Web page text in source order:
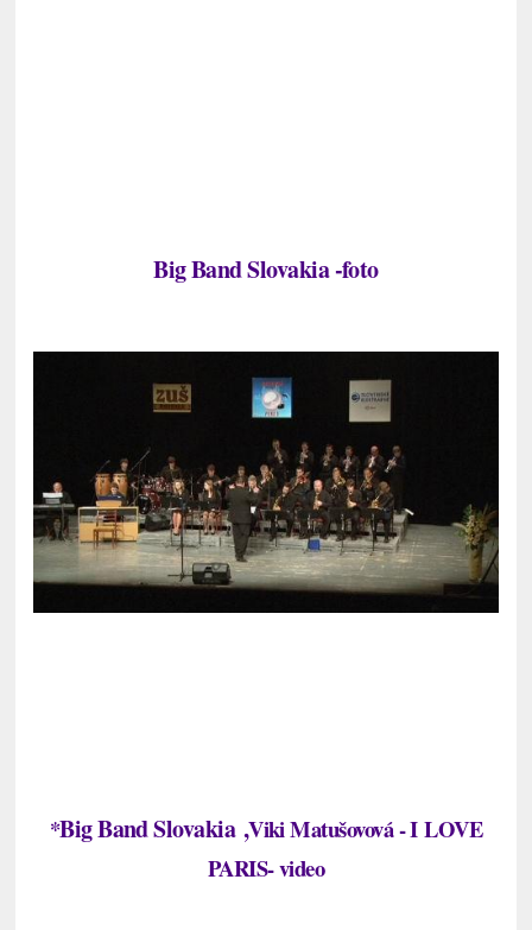
Big Band Slovakia -foto
*Big Band Slovakia ,Viki Matušovová - I LOVE
PARIS- video